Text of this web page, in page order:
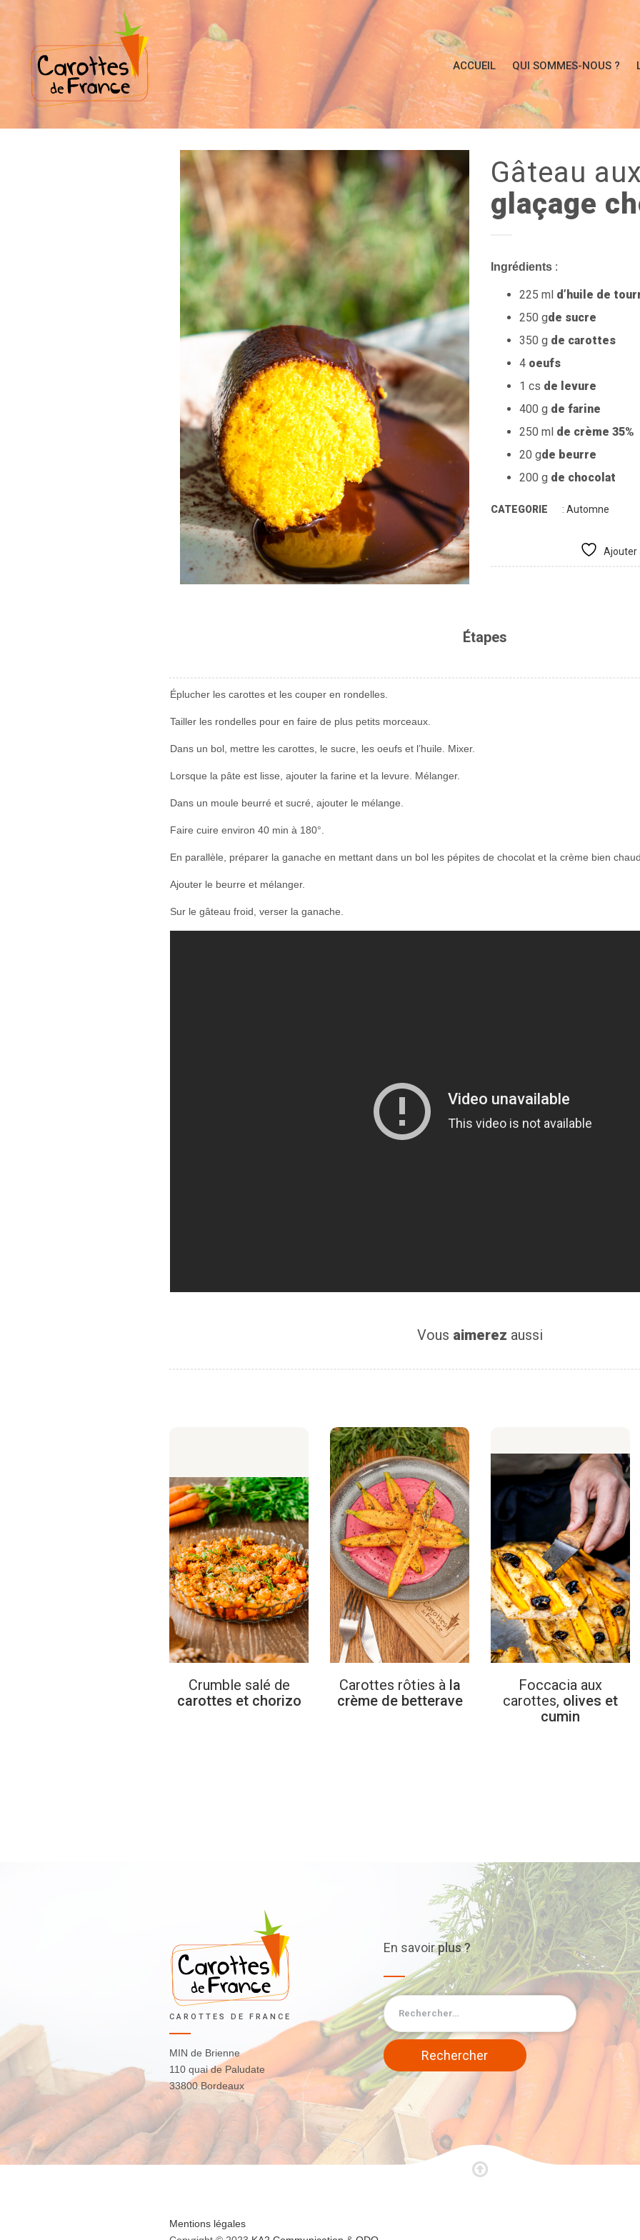
ACCUEIL QUI SOMMES-NOUS ?
Gâteau
glaçage
Ingrédients :
225 ml d’huile de
250 gde sucre
350 g de carottes
4 oeufs
1 cs de levure
400 g de farine
250 ml de crème 35%
20 gde beurre
200 g de chocolat
CATEGORIE : Automne
Ajouter
Étapes
Éplucher les carottes et les couper en rondelles.
Tailler les rondelles pour en faire de plus petits morceaux.
Dans un bol, mettre les carottes, le sucre, les oeufs et l’huile. Mixer.
Lorsque la pâte est lisse, ajouter la farine et la levure. Mélanger.
Dans un moule beurré et sucré, ajouter le mélange.
Faire cuire environ 40 min à 180°.
En parallèle, préparer la ganache en mettant dans un bol les pépites de chocolat et la crème bien
Ajouter le beurre et mélanger.
Sur le gâteau froid, verser la ganache.
Vous aimerez aussi
Crumble salé de
carottes et chorizo
Carottes rôties à la
crème de betterave
Foccacia aux
carottes, olives et
cumin
CAROTTES DE FRANCE
MIN de Brienne
110 quai de Paludate
33800 Bordeaux
En savoirplus ?
Mentions légales